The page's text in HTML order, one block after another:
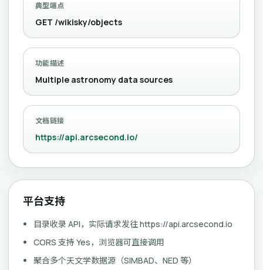
典型端点
GET /wikisky/objects
功能描述
Multiple astronomy data sources
文档链接
https://api.arcsecond.io/
平台支持
目录收录 API，实际请求发往 https://api.arcsecond.io
CORS 支持 Yes，浏览器可直接调用
聚合多个天文学数据源（SIMBAD、NED 等）